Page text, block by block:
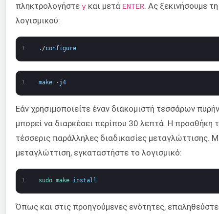
πληκτρολογήστε y και μετά ENTER . Ας ξεκινήσουμε
λογισμικού:
1 . /configure
1 make -j4
Εάν χρησιμοποιείτε έναν διακομιστή τεσσάρων
μπορεί να διαρκέσει περίπου 30 λεπτά. Η προσθήκη
τέσσερις παράλληλες διαδικασίες μεταγλώττισης.
μεταγλώττιση, εγκαταστήστε το λογισμικό:
1 sudo make install
Όπως και στις προηγούμενες ενότητες,